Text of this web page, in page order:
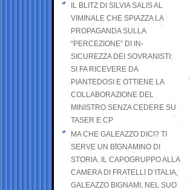
IL BLITZ DI SILVIA SALIS AL
VIMINALE CHE SPIAZZA LA
PROPAGANDA SULLA
“PERCEZIONE” DI IN-
SICUREZZA DEI SOVRANISTI:
SI FA RICEVERE DA
PIANTEDOSI E OTTIENE LA
COLLABORAZIONE DEL
MINISTRO SENZA CEDERE SU
TASER E CP
MA CHE GALEAZZO DICI? TI
SERVE UN BIGNAMINO DI
STORIA. IL CAPOGRUPPO ALLA
CAMERA DI FRATELLI D’ITALIA,
GALEAZZO BIGNAMI, NEL SUO